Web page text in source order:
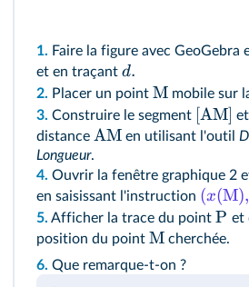
1. Faire la figure avec GeoGebra
et en traçant d.
2. Placer un point M mobile sur
3. Construire le segment [AM]
distance AM en utilisant l'outil
Longueur.
4. Ouvrir la fenêtre graphique 2
en saisissant l'instruction (x(M),
5. Afficher la trace du point P et
position du point M cherchée.
6. Que remarque-t-on ?